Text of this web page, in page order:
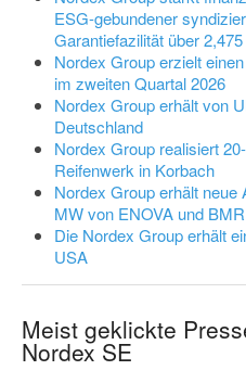
ESG-gebundener
Garantiefazilität über
Nordex Group erzielt
im zweiten Quartal 2026
Nordex Group erhält von
Deutschland
Nordex Group realisiert
Reifenwerk in Korbach
Nordex Group erhält neue
MW von ENOVA und BMR
Die Nordex Group erhält
USA
Meist geklickte
Nordex SE